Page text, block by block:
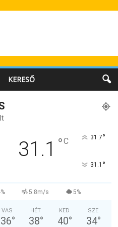
KERESŐ
31.1 °C 31.7°
31.1 °
5.8m/s 5%
VAS
36°
HÉT
38°
KED
40°
SZE
34°